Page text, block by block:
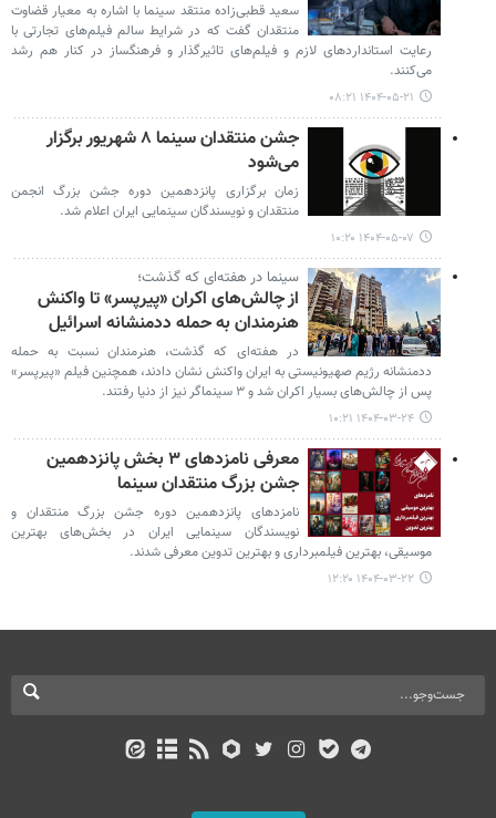
سعید قطبی‌زاده منتقد سینما با اشاره به معیار قضاوت
منتقدان گفت که در شرایط سالم فیلم‌های تجارتی با
رعایت استانداردهای لازم و فیلم‌های تاثیرگذار و فرهنگساز در کنار هم رشد
می‌کنند.
۱۴۰۴-۰۵-۲۱ ۰۸:۲۱
جشن منتقدان سینما ۸ شهریور برگزار
می‌شود
زمان برگزاری پانزدهمین دوره جشن بزرگ انجمن
منتقدان و نویسندگان سینمایی ایران اعلام شد.
۱۴۰۴-۰۵-۰۷ ۱۰:۲۰
سینما در هفته‌ای که گذشت؛
از چالش‌های اکران «پیرپسر» تا واکنش
هنرمندان به حمله ددمنشانه اسرائیل
در هفته‌ای که گذشت، هنرمندان نسبت به حمله
ددمنشانه رژیم صهیونیستی به ایران واکنش نشان دادند، همچنین فیلم «پیرپسر»
پس از چالش‌های بسیار اکران شد و ۳ سینماگر نیز از دنیا رفتند.
۱۴۰۴-۰۳-۲۴ ۱۰:۲۱
معرفی نامزدهای ۳ بخش پانزدهمین
جشن بزرگ منتقدان سینما
نامزدهای پانزدهمین دوره جشن بزرگ منتقدان و
نویسندگان سینمایی ایران در بخش‌های بهترین
موسیقی، بهترین فیلمبرداری و بهترین تدوین معرفی شدند.
۱۴۰۴-۰۳-۲۲ ۱۲:۲۰